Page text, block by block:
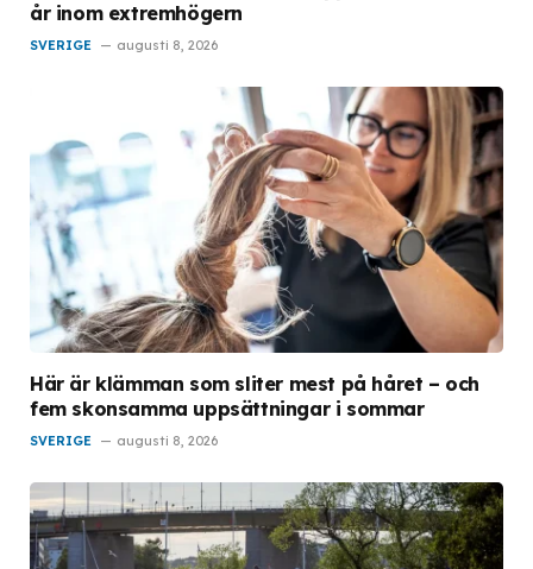
år inom extremhögern
SVERIGE augusti 8, 2026
Här är klämman som sliter mest på håret – och
fem skonsamma uppsättningar i sommar
SVERIGE augusti 8, 2026